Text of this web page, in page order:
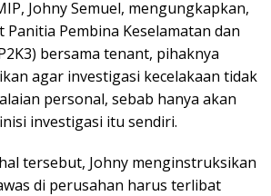
Johny Semuel, mengungkapkan,
Pembina Keselamatan dan
bersama tenant, pihaknya
agar investigasi kecelakaan tidak
personal, sebab hanya akan
investigasi itu sendiri.
tersebut, Johny menginstruksikan
di perusahan harus terlibat